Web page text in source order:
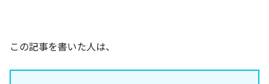
この記事を書いた人は、